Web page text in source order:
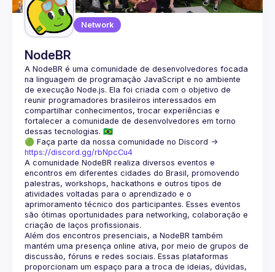
Network
NodeBR
A NodeBR é uma comunidade de desenvolvedores focada
na linguagem de programação JavaScript e no ambiente
de execução Node.js. Ela foi criada com o objetivo de
reunir programadores brasileiros interessados em
compartilhar conhecimentos, trocar experiências e
fortalecer a comunidade de desenvolvedores em torno
🟢 Faça parte da nossa comunidade no Discord ->
https://discord.gg/rbNpcCu4
A comunidade NodeBR realiza diversos eventos e
encontros em diferentes cidades do Brasil, promovendo
palestras, workshops, hackathons e outros tipos de
atividades voltadas para o aprendizado e o
aprimoramento técnico dos participantes. Esses eventos
são ótimas oportunidades para networking, colaboração e
Além dos encontros presenciais, a NodeBR também
mantém uma presença online ativa, por meio de grupos de
discussão, fóruns e redes sociais. Essas plataformas
proporcionam um espaço para a troca de ideias, dúvidas,